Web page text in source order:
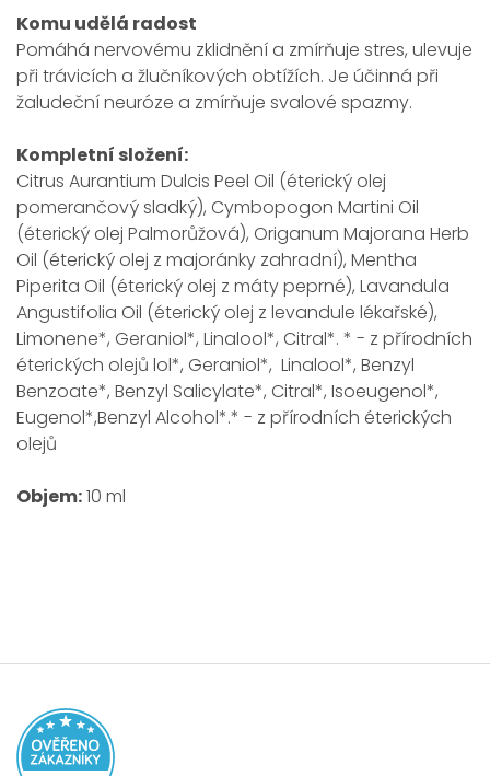
Komu udělá radost
Pomáhá nervovému zklidnění a zmírňuje stres, ulevuje
při trávicích a žlučníkových obtížích. Je účinná při
žaludeční neuróze a zmírňuje svalové spazmy.
Kompletní složení:
Citrus Aurantium Dulcis Peel Oil (éterický olej
pomerančový sladký), Cymbopogon Martini Oil
(éterický olej Palmorůžová), Origanum Majorana Herb
Oil (éterický olej z majoránky zahradní), Mentha
Piperita Oil (éterický olej z máty peprné), Lavandula
Angustifolia Oil (éterický olej z levandule lékařské),
Limonene*, Geraniol*, Linalool*, Citral*. * - z přírodních
éterických olejů lol*, Geraniol*, Linalool*, Benzyl
Benzoate*, Benzyl Salicylate*, Citral*, Isoeugenol*,
Eugenol*,Benzyl Alcohol*.* - z přírodních éterických
olejů
Objem:10 ml